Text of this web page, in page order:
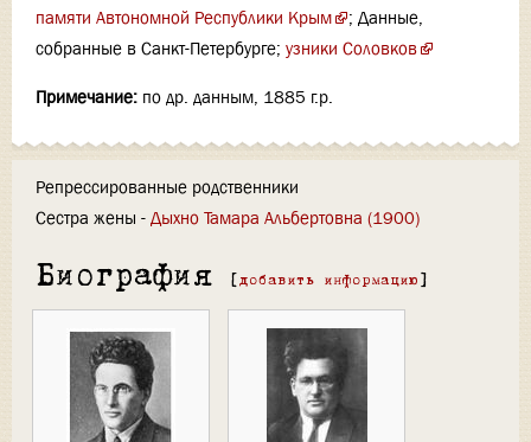
памяти Автономной Республики Крым
; Данные,
собранные в Санкт-Петербурге; узники Соловков
Примечание: по др. данным, 1885 г.р.
Репрессированные родственники
Сестра жены - Дыхно Тамара Альбертовна (1900)
Биография [ добавить информацию ]